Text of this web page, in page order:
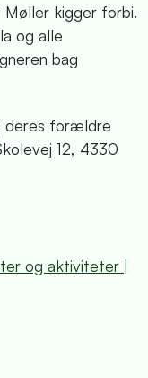
kigger forbi.
og alle
bag
deres forældre
12, 4330
og aktiviteter |